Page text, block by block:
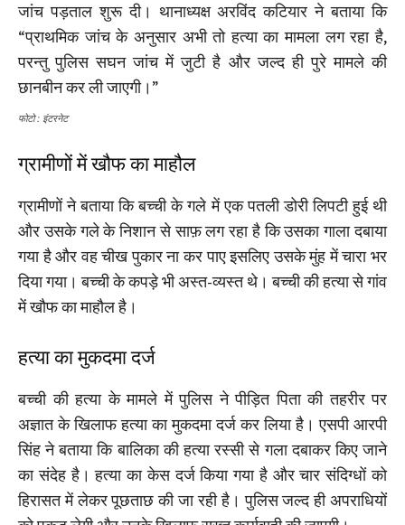
जांच पड़ताल शुरू दी। थानाध्यक्ष अरविंद कटियार ने बताया कि
“प्राथमिक जांच के अनुसार अभी तो हत्या का मामला लग रहा है,
परन्तु पुलिस सघन जांच में जुटी है और जल्द ही पुरे मामले की
छानबीन कर ली जाएगी।”
फोटो : इंटरनेट
ग्रामीणों में खौफ का माहौल
ग्रामीणों ने बताया कि बच्ची के गले में एक पतली डोरी लिपटी हुई थी
और उसके गले के निशान से साफ़ लग रहा है कि उसका गाला दबाया
गया है और वह चीख पुकार ना कर पाए इसलिए उसके मुंह में चारा भर
दिया गया। बच्ची के कपड़े भी अस्त-व्यस्त थे। बच्ची की हत्या से गांव
में खौफ का माहौल है।
हत्या का मुकदमा दर्ज
बच्ची की हत्या के मामले में पुलिस ने पीड़ित पिता की तहरीर पर
अज्ञात के खिलाफ हत्या का मुकदमा दर्ज कर लिया है। एसपी आरपी
सिंह ने बताया कि बालिका की हत्या रस्सी से गला दबाकर किए जाने
का संदेह है। हत्या का केस दर्ज किया गया है और चार संदिग्धों को
हिरासत में लेकर पूछताछ की जा रही है। पुलिस जल्द ही अपराधियों